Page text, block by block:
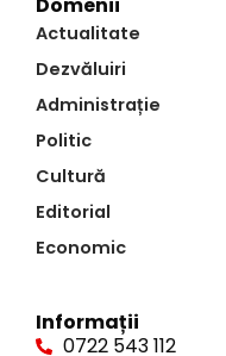
Domenii
Actualitate
Dezvăluiri
Administrație
Politic
Cultură
Editorial
Economic
Informații
0722 543 112